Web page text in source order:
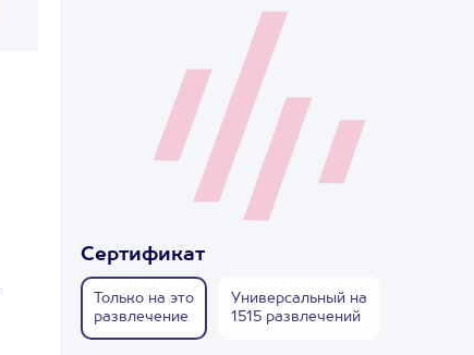
Сертификат
Только на это
развлечение
Универсальный на
1515 развлечений